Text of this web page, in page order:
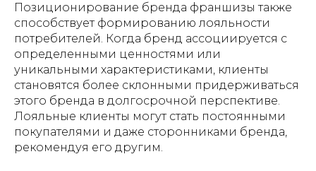
Позиционирование бренда франшизы также
способствует формированию лояльности
потребителей. Когда бренд ассоциируется с
определенными ценностями или
уникальными характеристиками, клиенты
становятся более склонными придерживаться
этого бренда в долгосрочной перспективе.
Лояльные клиенты могут стать постоянными
покупателями и даже сторонниками бренда,
рекомендуя его другим.